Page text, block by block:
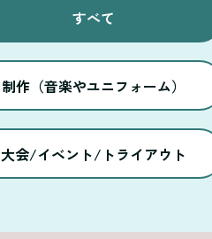
すべて
制作（音楽やユニフォーム）
大会/イベント/トライアウト